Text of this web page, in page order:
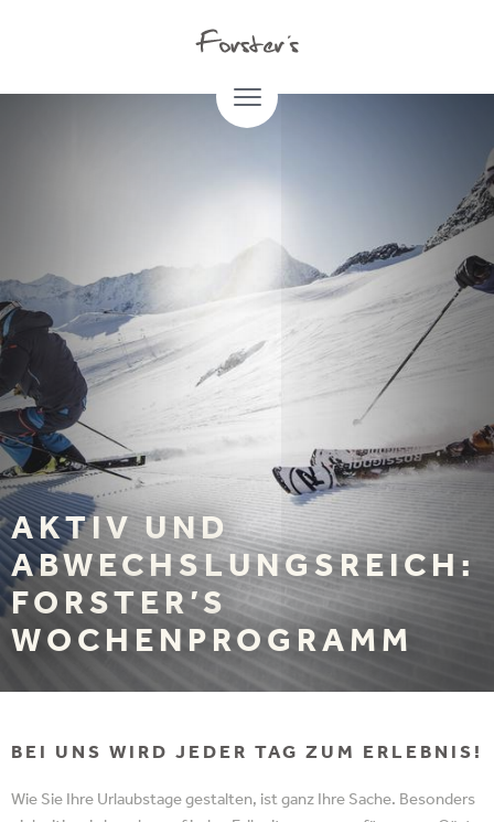
AKTIV UND
ABWECHSLUNGSREICH:
FORSTER’S
WOCHENPROGRAMM
BEI UNS WIRD JEDER TAG ZUM ERLEBNIS!
Wie Sie Ihre Urlaubstage gestalten, ist ganz Ihre Sache. Besonders